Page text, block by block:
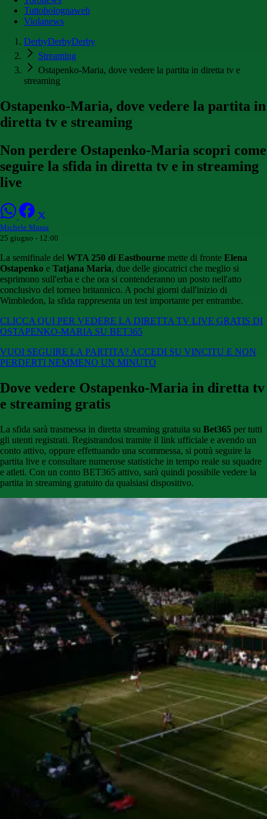
Tuttobolognaweb
Violanews
DerbyDerbyDerby
Streaming
Ostapenko-Maria, dove vedere la partita in diretta tv e
streaming
Ostapenko-Maria, dove vedere la partita in
diretta tv e streaming
Non perdere Ostapenko-Maria scopri come
seguire la sfida in diretta tv e in streaming
live
Michele Massa
25 giugno - 12:00
La semifinale del WTA 250 di Eastbourne mette di fronte Elena
Ostapenko e Tatjana Maria, due delle giocatrici che meglio si
esprimono sull'erba e che ora si contenderanno un posto nell'atto
conclusivo del torneo britannico. A pochi giorni dall'inizio di
Wimbledon, la sfida rappresenta un test importante per entrambe.
CLICCA QUI PER VEDERE LA DIRETTA TV LIVE GRATIS DI
OSTAPENKO-MARIA SU BET365
VUOI SEGUIRE LA PARTITA? ACCEDI SU VINCITU E NON
PERDERTI NEMMENO UN MINUTO
Dove vedere Ostapenko-Maria in diretta tv
e streaming gratis
La sfida sarà trasmessa in diretta streaming gratuita su Bet365 per tutti
gli utenti registrati. Registrandosi tramite il link ufficiale e avendo un
conto attivo, oppure effettuando una scommessa, si potrà seguire la
partita live e consultare numerose statistiche in tempo reale su squadre
e atleti. Con un conto BET365 attivo, sarà quindi possibile vedere la
partita in streaming gratuito da qualsiasi dispositivo.